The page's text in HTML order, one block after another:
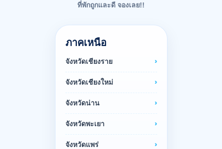
ที่พักถูกและดี จองเลย!!
ภาคเหนือ
จังหวัดเชียงราย
จังหวัดเชียงใหม่
จังหวัดน่าน
จังหวัดพะเยา
จังหวัดแพร่